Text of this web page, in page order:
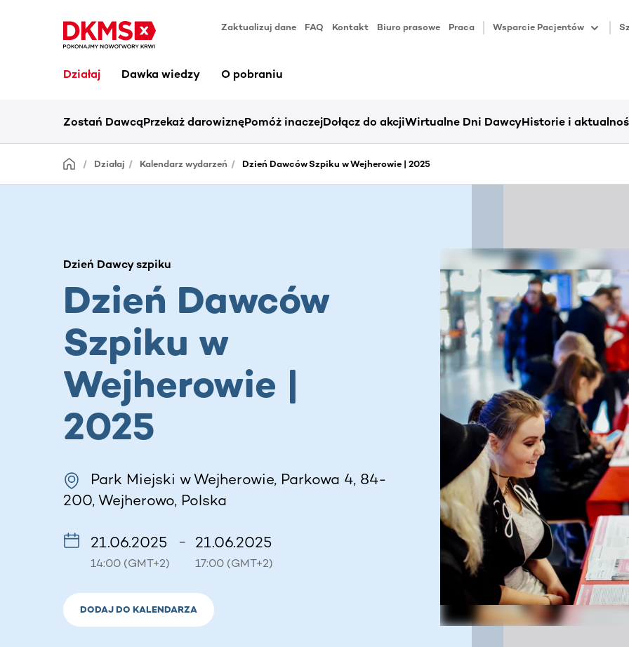
Zaktualizuj dane FAQ Kontakt Biuro prasowe Praca Wsparcie Pacjentów
Działaj Dawka wiedzy O pobraniu
Zostań DawcąPrzekaż darowiznęPomóż inaczejDołącz do akcjiWirtualne Dni DawcyHistorie i
Działaj Kalendarz wydarzeń Dzień Dawców Szpiku w Wejherowie | 2025
Dzień Dawcy szpiku
Dzień Dawców
Szpiku w
Wejherowie |
2025
Park Miejski w Wejherowie, Parkowa 4, 84-
200, Wejherowo, Polska
21.06.2025
14:00 (GMT+2)
– 21.06.2025
17:00 (GMT+2)
DODAJ DO KALENDARZA